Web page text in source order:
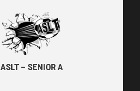
ASLT – SENIOR A